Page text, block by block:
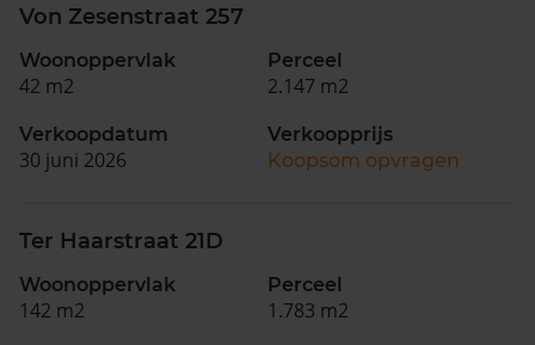
Von Zesenstraat 257
Woonoppervlak
42 m2
Perceel
2.147 m2
Verkoopdatum
30 juni 2026
Verkoopprijs
Koopsom opvragen
Ter Haarstraat 21D
Woonoppervlak
142 m2
Perceel
1.783 m2